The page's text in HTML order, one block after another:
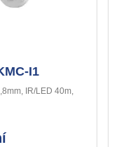
I1
IR/LED 40m,